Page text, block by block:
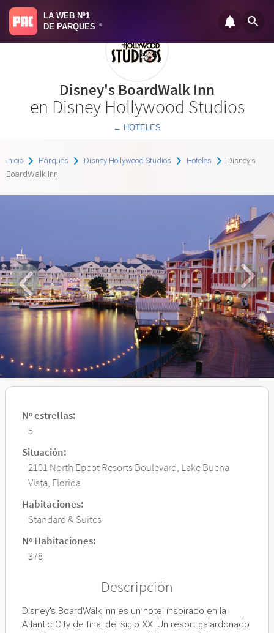
LA WEB Nº1
DE PARQUES
®
Disney's BoardWalk Inn
en Disney Hollywood Studios
← HOTELES
Inicio Parques Disney Hollywood Studios Hoteles
Disney's
BoardWalk Inn
Nº estrellas:
5
Situación:
2101 North Epcot Resorts Boulevard, Lake Buena
Vista, Florida
Habitaciones:
Standard & Suites
Nº Habitaciones:
378
Descripción
Disney's BoardWalk Inn es un hotel inspirado en la
Atlantic City de final del siglo XX. Un resort galardonado